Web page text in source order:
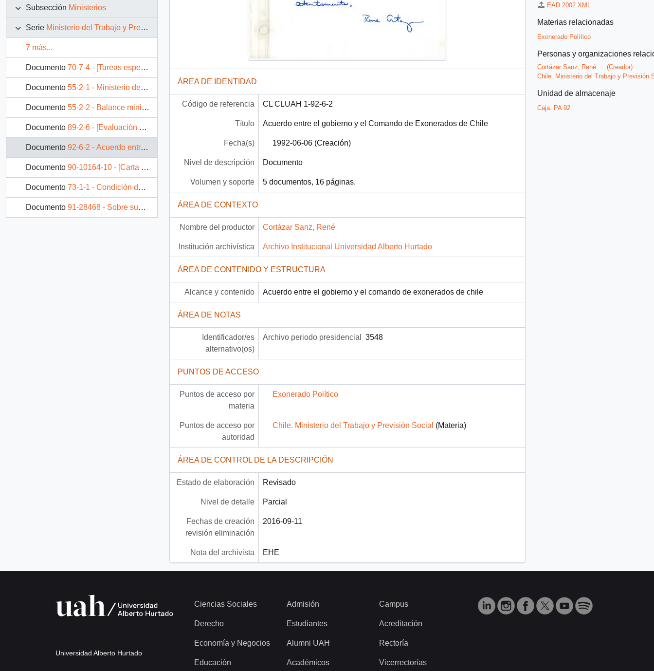
Subsección Ministerios
Serie Ministerio del Trabajo y Previsión Social
7 más...
Documento 70-7-4 - [Tareas especiales]
Documento 55-2-1 - Ministerio del trabajo y previsión social Balance 1991
Documento 55-2-2 - Balance ministerio del trabajo y previsión social 1992
Documento 89-2-6 - [Evaluación ministerial: trabajo]
Documento 92-6-2 - Acuerdo entre el gobierno y el Comando de Exonerados de Chile
Documento 90-10164-10 - [Carta de Subsecretario de Previsión Social dirigida a don Juan Oyarzo Durán respecto a su situación como pensionado]
Documento 73-1-1 - Condición del Ministerio del Trabajo y Previsión Social 1989 y 1990.
Documento 91-28468 - Sobre sugerencias para solucionar problemas por concepto de carácter habitacional
ÁREA DE IDENTIDAD
Código de referencia CL CLUAH 1-92-6-2
Título Acuerdo entre el gobierno y el Comando de Exonerados de Chile
Fecha(s) 1992-06-06 (Creación)
Nivel de descripción Documento
Volumen y soporte 5 documentos, 16 páginas.
ÁREA DE CONTEXTO
Nombre del productor Cortázar Sanz, René
Institución archivística Archivo Institucional Universidad Alberto Hurtado
ÁREA DE CONTENIDO Y ESTRUCTURA
Alcance y contenido Acuerdo entre el gobierno y el comando de exonerados de chile
ÁREA DE NOTAS
Identificador/es
alternativo(os)
Archivo periodo presidencial 3548
PUNTOS DE ACCESO
Puntos de acceso por
materia
Exonerado Político
Puntos de acceso por
autoridad
Chile. Ministerio del Trabajo y Previsión Social (Materia)
ÁREA DE CONTROL DE LA DESCRIPCIÓN
Estado de elaboración Revisado
Nivel de detalle Parcial
Fechas de creación
revisión eliminación
2016-09-11
Nota del archivista EHE
EAD 2002 XML
Materias relacionadas
Exonerado Político
Personas y organizaciones
Cortázar Sanz, René
(Creador)
Chile. Ministerio del Trabajo y Previsión
Unidad de almacenaje
Caja: PA 92
Universidad Alberto Hurtado
Ciencias Sociales
Derecho
Economía y Negocios
Educación
Admisión
Estudiantes
Alumni UAH
Académicos
Campus
Acreditación
Rectoría
Vicerrectorías